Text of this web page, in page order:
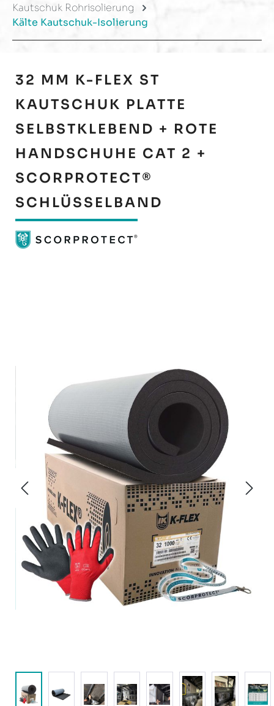
Kautschuk Rohrisolierung
Kälte Kautschuk-Isolierung
32 MM K-FLEX ST
KAUTSCHUK PLATTE
SELBSTKLEBEND + ROTE
HANDSCHUHE CAT 2 +
SCORPROTECT®
SCHLÜSSELBAND